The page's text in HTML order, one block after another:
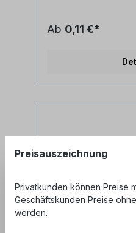
Ab 0,11 €*
Preisauszeichnung
Privatkunden können Preise
Geschäftskunden Preise
werden.